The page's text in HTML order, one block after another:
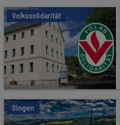
Volkssolidarität
Singen